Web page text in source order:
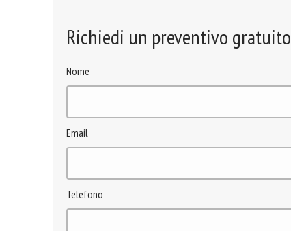
Richiedi un preventivo gratuito
Nome
Email
Telefono